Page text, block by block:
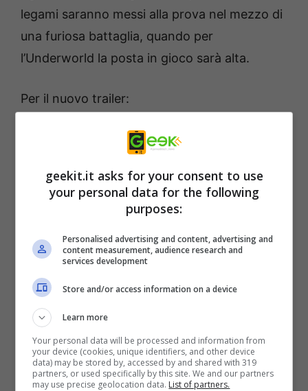
legami saranno messi alla prova nel mezzo di
una furiosa battaglia, quando per
l’Underworld la posta in gioco sarà alta.
Per il nuovo trailer:
SWORD ART ONLINE Last Recollection
disponibile il 6 ottobre 2023 per Playstation
4, PlayStation 5, Xbox One, Xbox Series X|S e
PC.
geekit.it asks for your consent to use
your personal data for the following
purposes:
Personalised advertising and content, advertising and
content measurement, audience research and
services development
Store and/or access information on a device
Learn more
Your personal data will be processed and information from
your device (cookies, unique identifiers, and other device
data) may be stored by, accessed by and shared with 319
partners, or used specifically by this site. We and our partners
may use precise geolocation data. List of partners.